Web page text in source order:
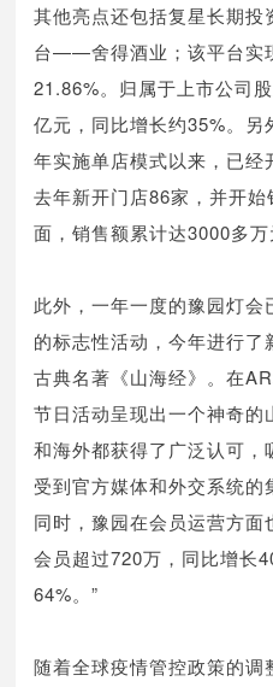
其他亮点还包括复星长期
台——舍得酒业；该平台实
21.86%。归属于上市公司
亿元，同比增长约35%。
年实施单店模式以来，已经
去年新开门店86家，并开始
面，销售额累计达3000多万
此外，一年一度的豫园灯
的标志性活动，今年进行
古典名著《山海经》。在
节日活动呈现出一个神奇的
和海外都获得了广泛认可，
受到官方媒体和外交系统的
同时，豫园在会员运营方
会员超过720万，同比增长
64%。”
随着全球疫情管控政策的调